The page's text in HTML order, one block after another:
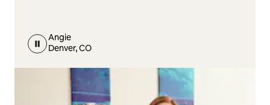
Angie
Denver, CO